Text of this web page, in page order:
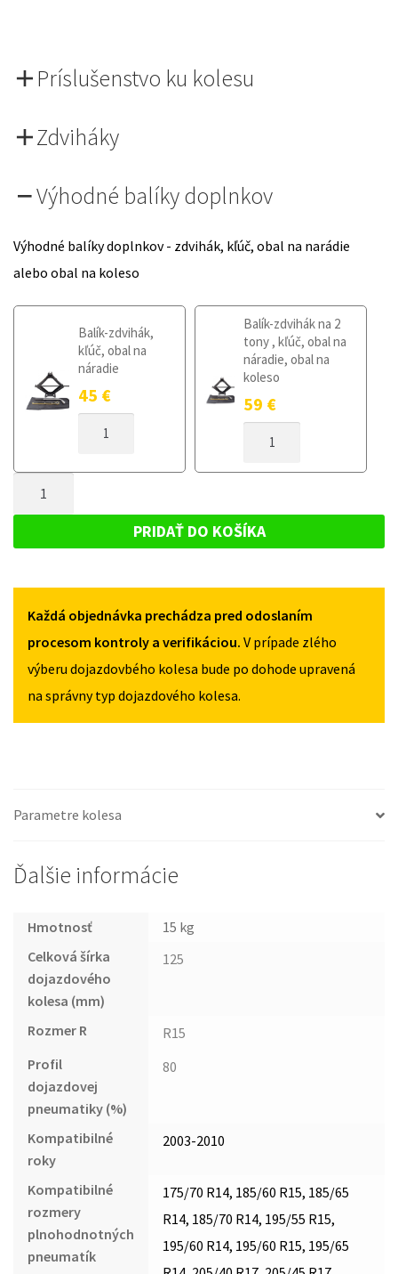
Príslušenstvo ku kolesu
Zdviháky
Výhodné balíky doplnkov
Výhodné balíky doplnkov - zdvihák, kľúč, obal na narádie
alebo obal na koleso
Balík-zdvihák,
kľúč, obal na
náradie
45 €
DOJAZDOVÉ
OPEL
I
2010
Balík-zdvihák na 2
tony , kľúč, obal na
náradie, obal na
koleso
59 €
DOJAZDOVÉ
I
2003-
4X100
OPEL
2003-
2010
125/80R15
PRIDAŤ DO KOŠÍKA
Každá objednávka prechádza pred odoslaním
procesom kontroly a verifikáciou. V prípade zlého
výberu dojazdovbého kolesa bude po dohode upravená
na správny typ dojazdového kolesa.
Parametre kolesa
Ďalšie informácie
Hmotnosť
15 kg
Celková šírka
dojazdového
kolesa (mm)
125
Rozmer R
R15
Profil
dojazdovej
pneumatiky (%)
80
Kompatibilné
roky
2003-2010
Kompatibilné
rozmery
plnohodnotných
pneumatík
175/70 R14, 185/60 R15, 185/65
R14, 185/70 R14, 195/55 R15,
195/60 R14, 195/60 R15, 195/65